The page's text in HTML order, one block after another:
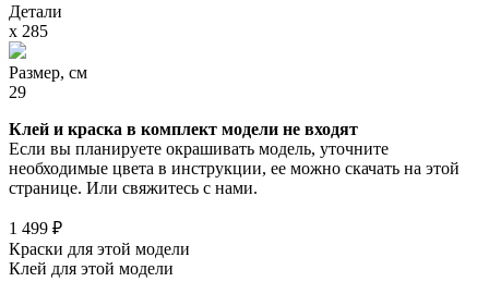
Детали
х 285
Размер, см
29
Клей и краска в комплект модели не входят
Если вы планируете окрашивать модель, уточните
необходимые цвета в инструкции, ее можно скачать на этой
странице. Или свяжитесь с нами.
1 499 ₽
Краски для этой модели
Клей для этой модели